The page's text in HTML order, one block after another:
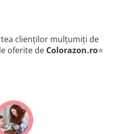
clienților mulțumiți de
oferite de Colorazon.ro⭐